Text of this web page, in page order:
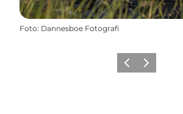
Foto: Dannesboe Fotografi
Forrige billede
Næste